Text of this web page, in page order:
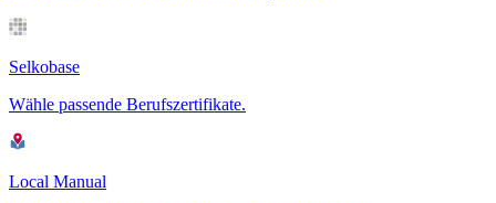
Selkobase
Wähle passende Berufszertifikate.
Local Manual